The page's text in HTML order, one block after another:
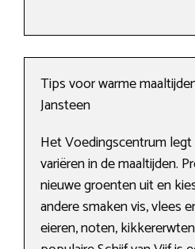
Tips voor warme
Jansteen
Het Voedingscentrum
variëren in de maaltijden.
nieuwe groenten uit en
andere smaken vis, vlees
eieren, noten,